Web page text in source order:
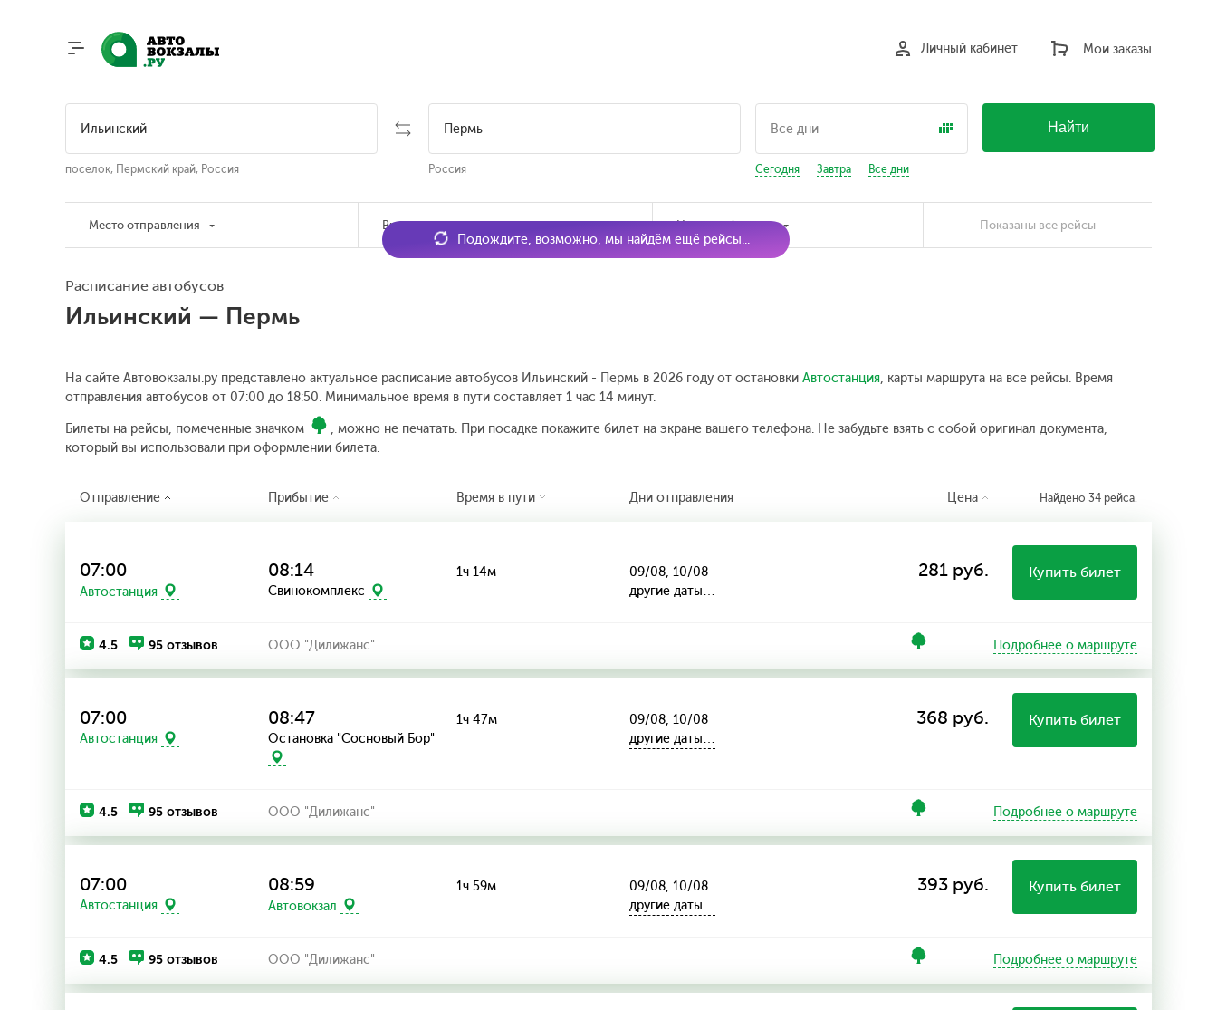
Мои заказы
Личный кабинет
поселок, Пермский край, Россия Россия Сегодня Завтра Все дни
Найти
Место отправления Время отправления Наличие билетов Показаны все рейсы
Расписание автобусов
Ильинский — Пермь
На сайте Автовокзалы.ру представлено актуальное расписание автобусов Ильинский - Пермь в 2026 году от остановки Автостанция, карты маршрута на все рейсы. Время
отправления автобусов от 07:00 до 18:50. Минимальное время в пути составляет 1 час 14 минут.
Билеты на рейсы, помеченные значком
, можно не печатать. При посадке покажите билет на экране вашего телефона. Не забудьте взять с собой оригинал документа,
который вы использовали при оформлении билета.
Подождите, возможно, мы найдём ещё рейсы...
Отправление Прибытие Время в пути Дни отправления Цена Найдено 34 рейса.
07:00
Автостанция
08:14
Свинокомплекс
1ч 14м
09/08, 10/08
другие даты…
281 руб. Купить билет
4.5 95 отзывов ООО "Дилижанс" Подробнее о маршруте
07:00
Автостанция
08:47
Остановка "Сосновый Бор"
1ч 47м
09/08, 10/08
другие даты…
368 руб. Купить билет
4.5 95 отзывов ООО "Дилижанс" Подробнее о маршруте
07:00
Автостанция
08:59
Автовокзал
1ч 59м
09/08, 10/08
другие даты…
393 руб. Купить билет
4.5 95 отзывов ООО "Дилижанс" Подробнее о маршруте